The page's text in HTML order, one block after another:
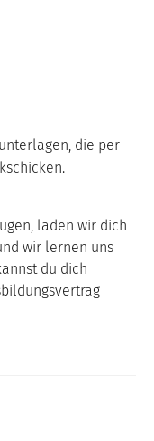
die per
laden wir dich
wir lernen uns
du dich